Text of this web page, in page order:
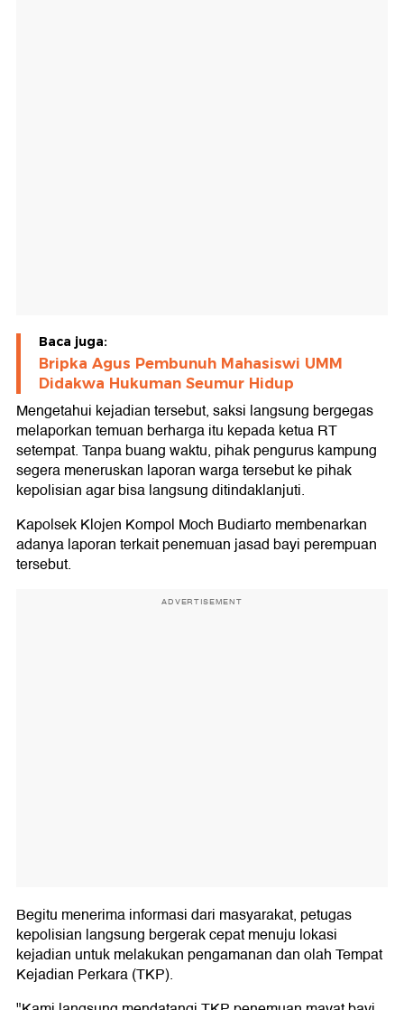
Baca juga:
Bripka Agus Pembunuh Mahasiswi UMM
Didakwa Hukuman Seumur Hidup
Mengetahui kejadian tersebut, saksi langsung bergegas
melaporkan temuan berharga itu kepada ketua RT
setempat. Tanpa buang waktu, pihak pengurus kampung
segera meneruskan laporan warga tersebut ke pihak
kepolisian agar bisa langsung ditindaklanjuti.
Kapolsek Klojen Kompol Moch Budiarto membenarkan
adanya laporan terkait penemuan jasad bayi perempuan
tersebut.
ADVERTISEMENT
Begitu menerima informasi dari masyarakat, petugas
kepolisian langsung bergerak cepat menuju lokasi
kejadian untuk melakukan pengamanan dan olah Tempat
Kejadian Perkara (TKP).